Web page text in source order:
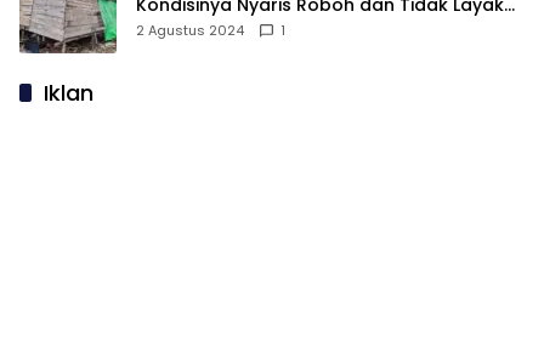
Huni
2 Agustus 2024 1
Iklan